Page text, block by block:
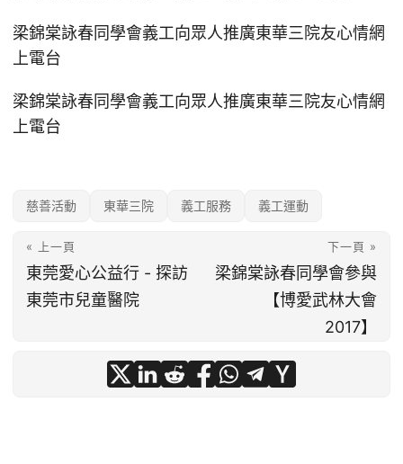
梁錦棠詠春同學會義工向眾人推廣東華三院友心情網
上電台
梁錦棠詠春同學會義工向眾人推廣東華三院友心情網
上電台
慈善活動 東華三院 義工服務 義工運動
« 上一頁
東莞愛心公益行 - 探訪
東莞市兒童醫院
下一頁 »
梁錦棠詠春同學會參與
【博愛武林大會
2017】